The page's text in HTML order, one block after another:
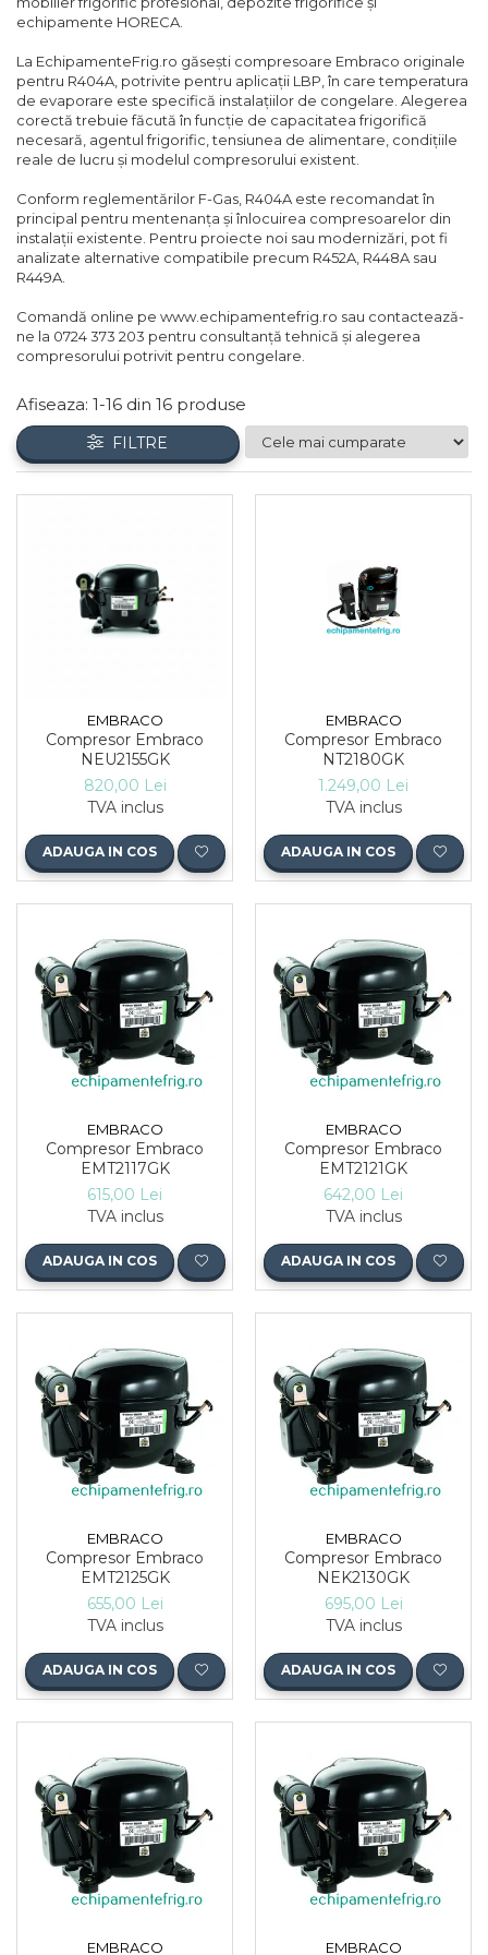
REZISTENTE SILICONICE
Uleiuri
Ventilatoare
Ventilatoare EbmPapst
Ventilatoare WEIGUANG
VENTILATOARE AXIALE
Compresoare Cubigel R404a
echipamente HORECA.
La EchipamenteFrig.ro găsești compresoare Embraco originale
pentru R404A, potrivite pentru aplicații LBP, în care temperatura
de evaporare este specifică instalațiilor de congelare. Alegerea
corectă trebuie făcută în funcție de capacitatea frigorifică
necesară, agentul frigorific, tensiunea de alimentare, condițiile
reale de lucru și modelul compresorului existent.
Conform reglementărilor F-Gas, R404A este recomandat în
principal pentru mentenanța și înlocuirea compresoarelor din
instalații existente. Pentru proiecte noi sau modernizări, pot fi
analizate alternative compatibile precum R452A, R448A sau
R449A.
Comandă online pe www.echipamentefrig.ro sau contactează-
ne la 0724 373 203 pentru consultanță tehnică și alegerea
compresorului potrivit pentru congelare.
Afiseaza: 1-16 din 16 produse
FILTRE
EMBRACO
Compresor Embraco
NEU2155GK
820,00 Lei
TVA inclus
ADAUGA IN COS
EMBRACO
Compresor Embraco
NT2180GK
1.249,00 Lei
TVA inclus
ADAUGA IN COS
EMBRACO
Compresor Embraco
EMT2117GK
615,00 Lei
TVA inclus
ADAUGA IN COS
EMBRACO
Compresor Embraco
EMT2121GK
642,00 Lei
TVA inclus
ADAUGA IN COS
EMBRACO
Compresor Embraco
EMT2125GK
655,00 Lei
TVA inclus
ADAUGA IN COS
EMBRACO
Compresor Embraco
NEK2130GK
695,00 Lei
TVA inclus
ADAUGA IN COS
EMBRACO EMBRACO